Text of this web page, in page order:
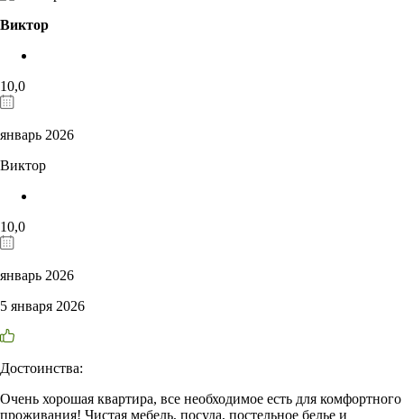
Виктор
10,0
январь 2026
Виктор
10,0
январь 2026
5 января 2026
Достоинства:
Очень хорошая квартира, все необходимое есть для комфортного
проживания! Чистая мебель, посуда, постельное белье и